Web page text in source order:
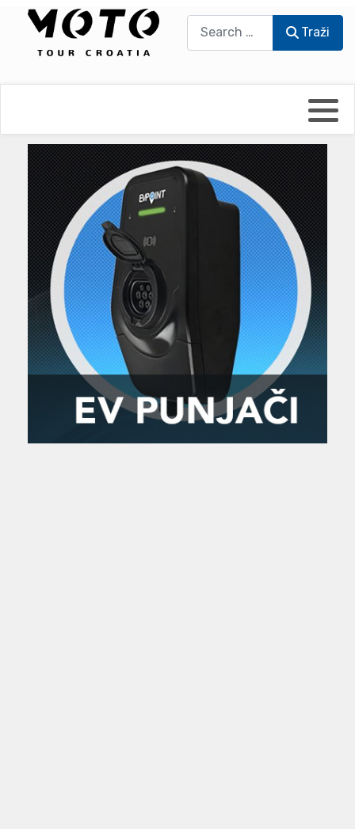
Traži
UmPaDrum
Moto servisi
Impressum
Damir Žerić - ELPASSO
Dario Dinter - Moto TOZ
Igor Kreč - UmPaDrum
Igor Kukec Brmbi
Slaven Gajdek
MTC - Moto Tour Croatia
Moto putopisi
Vikend vožnje
Zanimljivost
Najave i noviteti